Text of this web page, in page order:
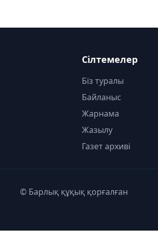
Сілтемелер
Біз туралы
Байланыс
Жарнама
Жазылу
Газет архиві
© Барлық құқық қорғалған